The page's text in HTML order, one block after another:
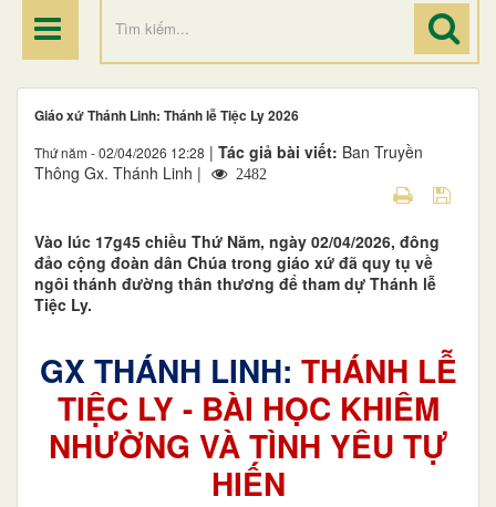
Giáo xứ Thánh Linh: Thánh lễ Tiệc Ly 2026
Thứ năm - 02/04/2026 12:28 | Tác giả bài viết: Ban Truyền
Thông Gx. Thánh Linh |
2482
Vào lúc 17g45 chiều Thứ Năm, ngày 02/04/2026, đông
đảo cộng đoàn dân Chúa trong giáo xứ đã quy tụ về
ngôi thánh đường thân thương để tham dự Thánh lễ
Tiệc Ly.
GX THÁNH LINH: THÁNH LỄ
TIỆC LY - BÀI HỌC KHIÊM
NHƯỜNG VÀ TÌNH YÊU TỰ
HIẾN